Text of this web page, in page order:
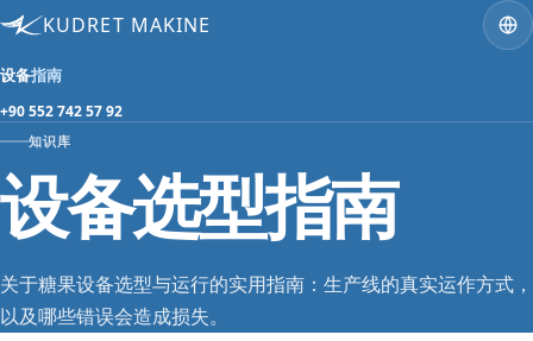
KUDRET MAKINE
设备指南
+90 552 742 57 92
知识库
设备选型指南
关于糖果设备选型与运行的实用指南：生产线的真实运作方式，
以及哪些错误会造成损失。